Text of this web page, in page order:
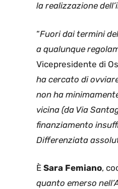
la realizzazione
“Fuori dai termini
a qualunque
Vicepresidente di
ha cercato di
non ha
vicina (da Via
finanziamento
Differenziata
È Sara Femiano,
quanto emerso